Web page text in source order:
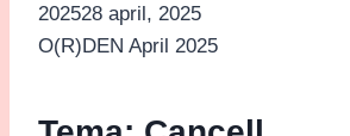
202528 april, 2025
O(R)DEN April 2025